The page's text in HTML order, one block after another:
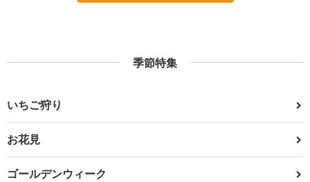
季節特集
いちご狩り
お花見
ゴールデンウィーク